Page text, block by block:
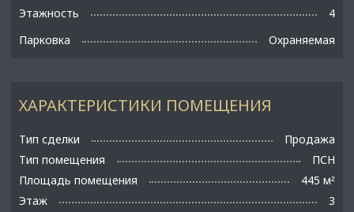
ХАРАКТЕРИСТИКИ ПОМЕЩЕНИЯ
Тип сделки
Продажа
Тип помещения
ПСН
Площадь помещения
445 м²
Этаж
3
Этажность
4
Парковка
Охраняемая